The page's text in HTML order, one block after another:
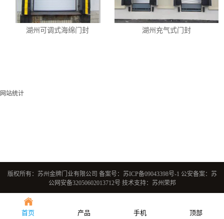
湖州可调式海绵门封 湖州充气式门封
版权所有：苏州金牌门业有限公司 备案号： 苏ICP备09043398号-1 公安备案：
苏
公网安备32050602013712号 技术支持：苏州荣邦
首页 产品 手机 顶部
网站统计